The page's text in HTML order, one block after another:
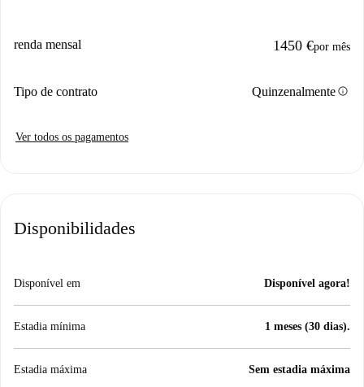
renda mensal 1450 €por mês
Tipo de contrato Quinzenalmenteinfo
Ver todos os pagamentos
Disponibilidades
Disponível em Disponível agora!
Estadia mínima 1 meses (30 dias).
Estadia máxima Sem estadia máxima